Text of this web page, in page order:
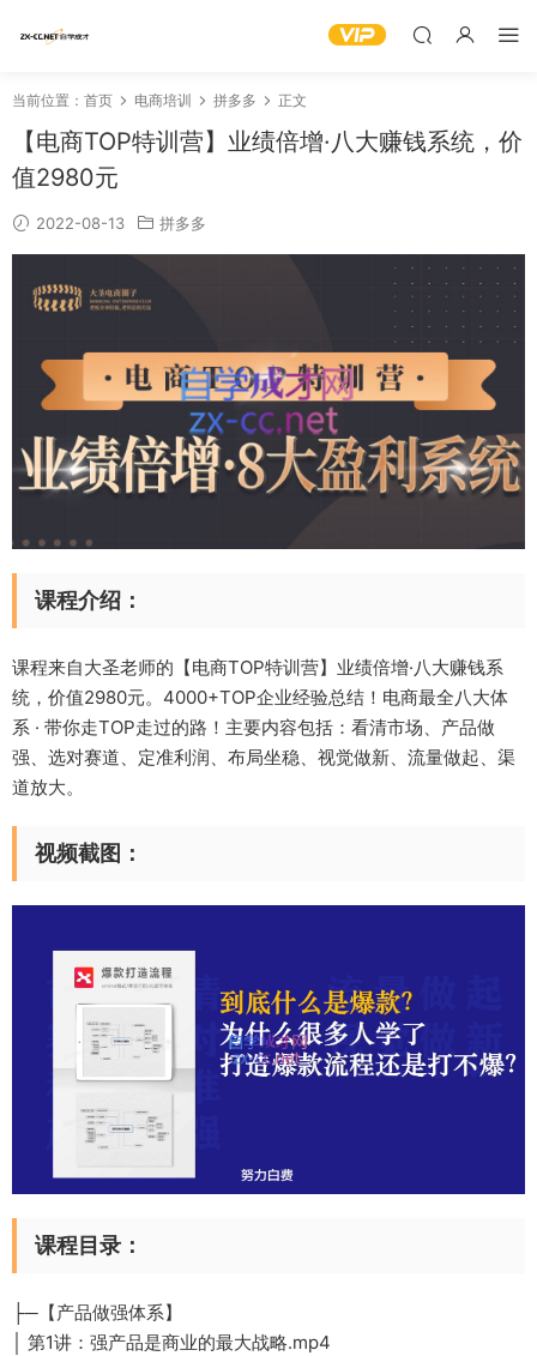
当前位置： 首页 电商培训 拼多多 正文
【电商TOP特训营】业绩倍增·八大赚钱系统，价
值2980元
2022-08-13 拼多多
课程介绍：
课程来自大圣老师的【电商TOP特训营】业绩倍增·八大赚钱系
统，价值2980元。4000+TOP企业经验总结！电商最全八大体
系 · 带你走TOP走过的路！主要内容包括：看清市场、产品做
强、选对赛道、定准利润、布局坐稳、视觉做新、流量做起、渠
道放大。
视频截图：
课程目录：
├─【产品做强体系】
│ 第1讲：强产品是商业的最大战略.mp4